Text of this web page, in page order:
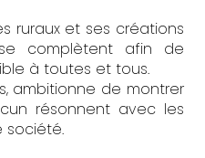
ruraux et ses créations
complètent afin de
à toutes et tous.
ambitionne de montrer
résonnent avec les
société.